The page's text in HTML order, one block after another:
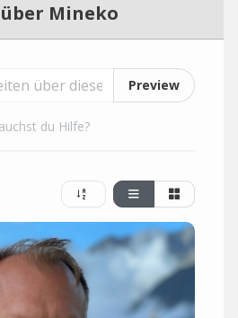
Mineko
Preview
du Hilfe?